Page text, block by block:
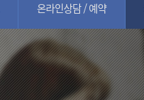
온라인상담 / 예약